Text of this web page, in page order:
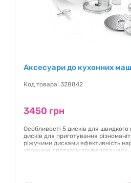
Аксесуари до кухонних
Код товара: 328842
3450 грн
Особливості 5 дисків для швидкого
дисків для приготування
ріжучими дисками ефективність
хорошою протягом тривалого